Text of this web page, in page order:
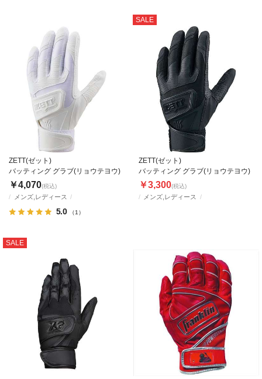
メンズ,レディース
5.0 （1）
ZETT(ゼット)
バッティング グラブ(リョウテヨウ)
￥4,070(税込)
SALE
メンズ,レディース
ZETT(ゼット)
バッティング グラブ(リョウテヨウ)
￥3,300(税込)
SALE